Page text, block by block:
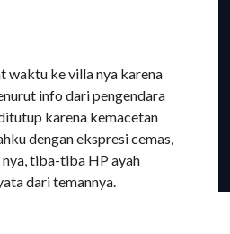
waktu ke villa nya karena
info dari pengendara
karena kemacetan
dengan ekspresi cemas,
nya, tiba-tiba HP ayah
dari temannya.